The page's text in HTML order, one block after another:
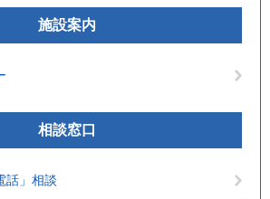
施設案内
相談窓口
話」相談